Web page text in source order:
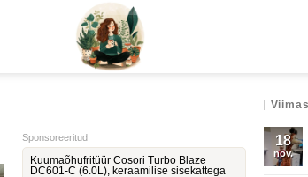
Sponsoreeritud
Kuumaõhufritüür Cosori Turbo Blaze
DC601-C ‎(6.0L), keraamilise sisekattega
18
nov.